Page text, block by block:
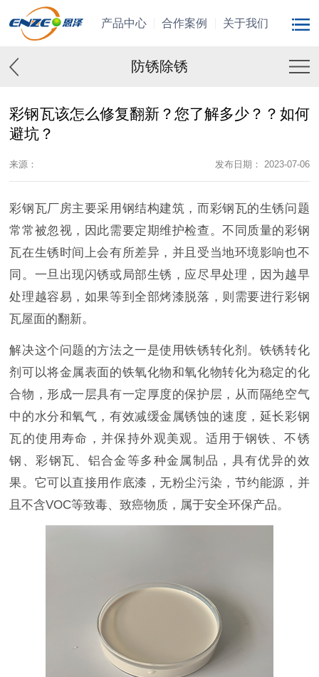
产品中心 合作案例 关于我们
防锈除锈
彩钢瓦该怎么修复翻新？您了解多少？？如何
避坑？
来源： 发布日期： 2023-07-06
彩钢瓦厂房主要采用钢结构建筑，而彩钢瓦的生锈问题
常常被忽视，因此需要定期维护检查。不同质量的彩钢
瓦在生锈时间上会有所差异，并且受当地环境影响也不
同。一旦出现闪锈或局部生锈，应尽早处理，因为越早
处理越容易，如果等到全部烤漆脱落，则需要进行彩钢
瓦屋面的翻新。
解决这个问题的方法之一是使用铁锈转化剂。铁锈转化
剂可以将金属表面的铁氧化物和氧化物转化为稳定的化
合物，形成一层具有一定厚度的保护层，从而隔绝空气
中的水分和氧气，有效减缓金属锈蚀的速度，延长彩钢
瓦的使用寿命，并保持外观美观。适用于钢铁、不锈
钢、彩钢瓦、铝合金等多种金属制品，具有优异的效
果。它可以直接用作底漆，无粉尘污染，节约能源，并
且不含VOC等致毒、致癌物质，属于安全环保产品。